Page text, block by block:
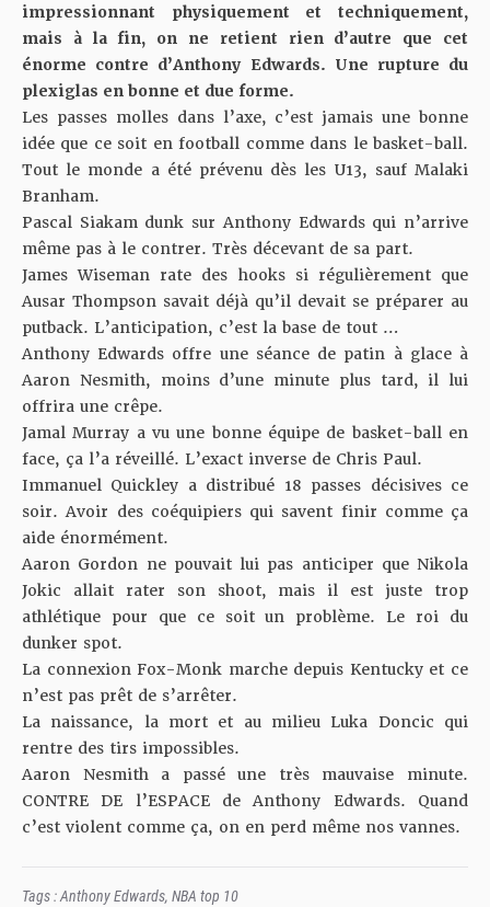
impressionnant physiquement et techniquement,
mais à la fin, on ne retient rien d’autre que cet
énorme contre d’Anthony Edwards. Une rupture du
plexiglas en bonne et due forme.
Les passes molles dans l’axe, c’est jamais une bonne
idée que ce soit en football comme dans le basket-ball.
Tout le monde a été prévenu dès les U13, sauf Malaki
Branham.
Pascal Siakam dunk sur Anthony Edwards qui n’arrive
même pas à le contrer. Très décevant de sa part.
James Wiseman rate des hooks si régulièrement que
Ausar Thompson savait déjà qu’il devait se préparer au
putback. L’anticipation, c’est la base de tout …
Anthony Edwards offre une séance de patin à glace à
Aaron Nesmith, moins d’une minute plus tard, il lui
offrira une crêpe.
Jamal Murray a vu une bonne équipe de basket-ball en
face, ça l’a réveillé. L’exact inverse de Chris Paul.
Immanuel Quickley a distribué 18 passes décisives ce
soir. Avoir des coéquipiers qui savent finir comme ça
aide énormément.
Aaron Gordon ne pouvait lui pas anticiper que Nikola
Jokic allait rater son shoot, mais il est juste trop
athlétique pour que ce soit un problème. Le roi du
dunker spot.
La connexion Fox-Monk marche depuis Kentucky et ce
n’est pas prêt de s’arrêter.
La naissance, la mort et au milieu Luka Doncic qui
rentre des tirs impossibles.
Aaron Nesmith a passé une très mauvaise minute.
CONTRE DE l’ESPACE de Anthony Edwards. Quand
c’est violent comme ça, on en perd même nos vannes.
Tags :Anthony Edwards, NBA top 10